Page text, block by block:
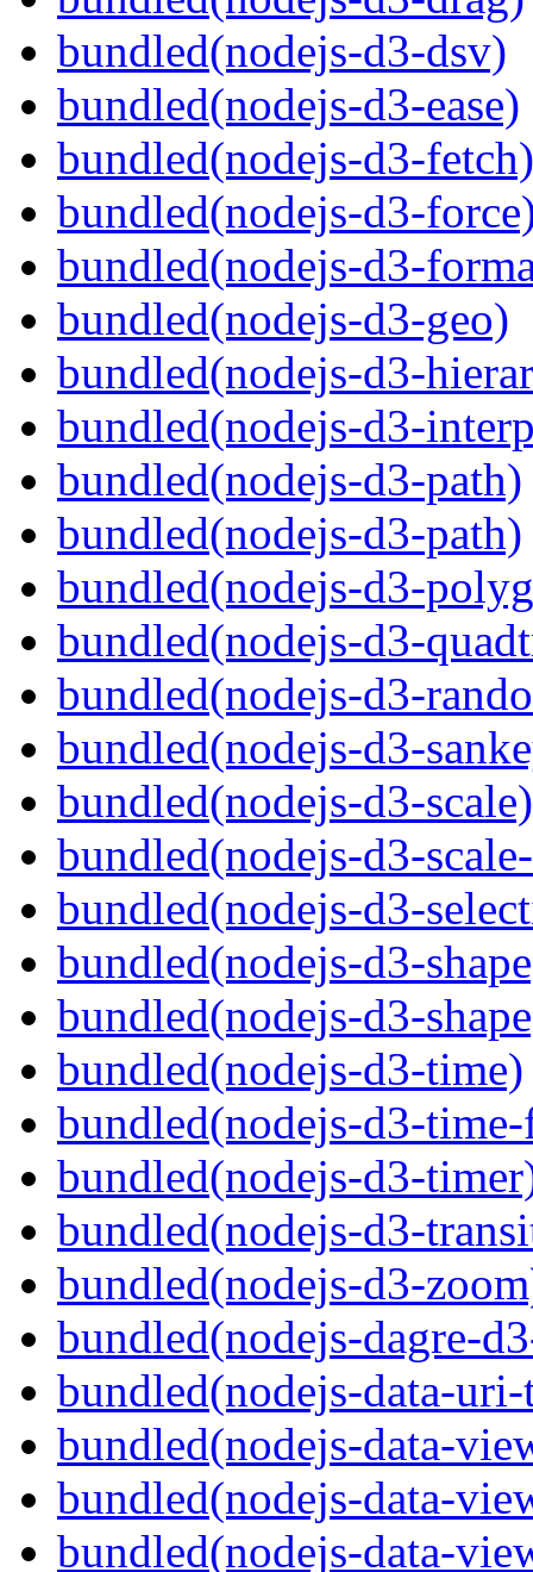
bundled(nodejs-d3-dsv)
bundled(nodejs-d3-ease)
bundled(nodejs-d3-fetch)
bundled(nodejs-d3-
bundled(nodejs-d3-
bundled(nodejs-d3-geo)
bundled(nodejs-d3-
bundled(nodejs-d3-
bundled(nodejs-d3-path)
bundled(nodejs-d3-path)
bundled(nodejs-d3-
bundled(nodejs-d3-
bundled(nodejs-d3-
bundled(nodejs-d3-
bundled(nodejs-d3-scale)
bundled(nodejs-d3-
bundled(nodejs-d3-
bundled(nodejs-d3-
bundled(nodejs-d3-
bundled(nodejs-d3-time)
bundled(nodejs-d3-
bundled(nodejs-d3-
bundled(nodejs-d3-
bundled(nodejs-d3-
bundled(nodejs-dagre-
bundled(nodejs-data-
bundled(nodejs-data-
bundled(nodejs-data-
bundled(nodejs-data-